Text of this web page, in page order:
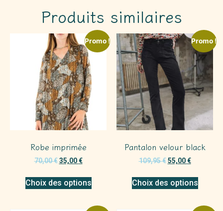
Produits similaires
Promo !
Robe imprimée
70,00€ 35,00€
Choix des options
Promo !
Pantalon velour black
109,95€ 55,00€
Choix des options